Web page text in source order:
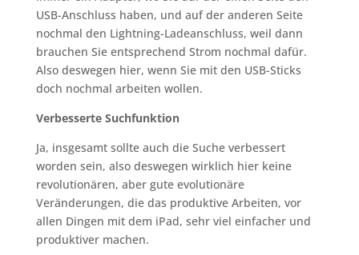
USB-Anschluss haben, und auf der anderen Seite
nochmal den Lightning-Ladeanschluss, weil dann
brauchen Sie entsprechend Strom nochmal dafür.
Also deswegen hier, wenn Sie mit den USB-Sticks
doch nochmal arbeiten wollen.
Verbesserte Suchfunktion
Ja, insgesamt sollte auch die Suche verbessert
worden sein, also deswegen wirklich hier keine
revolutionären, aber gute evolutionäre
Veränderungen, die das produktive Arbeiten, vor
allen Dingen mit dem iPad, sehr viel einfacher und
produktiver machen.